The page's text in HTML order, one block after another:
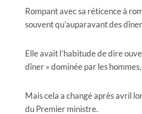
Rompant avec sa réticence à
souvent qu’auparavant des
Elle avait l’habitude de dire
dîner » dominée par les
Mais cela a changé après avril
du Premier ministre.